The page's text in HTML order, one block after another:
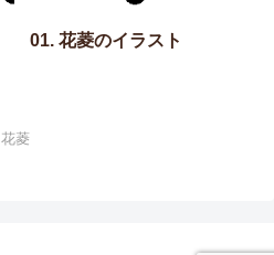
01. 花菱のイラスト
花菱